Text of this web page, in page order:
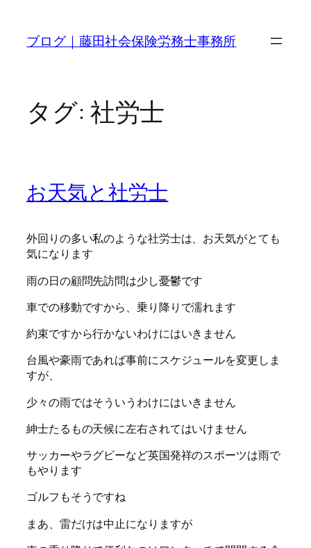
ブログ｜藤田社会保険労務士事務所
タグ: 社労士
お天気と社労士
外回りの多い私のような社労士は、お天気がとても
気になります
雨の日の顧問先訪問は少し憂鬱です
車での移動ですから、乗り降りで濡れます
約束ですから行かないわけにはいきません
台風や豪雨であれば事前にスケジュールを変更しま
すが、
少々の雨ではそういうわけにはいきません
紳士たるもの天候に左右されてはいけません
サッカーやラグビーなど英国発祥のスポーツは雨で
もやります
ゴルフもそうですね
まあ、雷だけは中止になりますが